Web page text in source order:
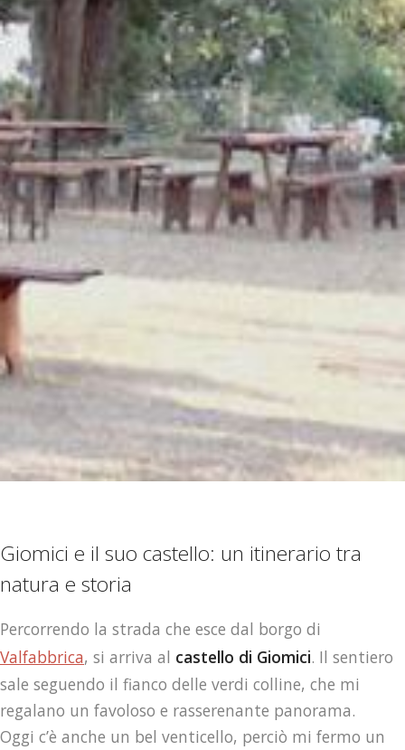
Giomici e il suo castello: un itinerario tra
natura e storia
Percorrendo la strada che esce dal borgo di
Valfabbrica, si arriva al castello di Giomici. Il sentiero
sale seguendo il fianco delle verdi colline, che mi
regalano un favoloso e rasserenante panorama.
Oggi c’è anche un bel venticello, perciò mi fermo un